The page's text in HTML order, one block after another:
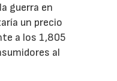
guerra en
un precio
a los 1,805
al